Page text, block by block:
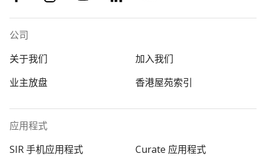
公司
关于我们
加入我们
业主放盘
香港屋苑索引
应用程式
SIR 手机应用程式
Curate 应用程式